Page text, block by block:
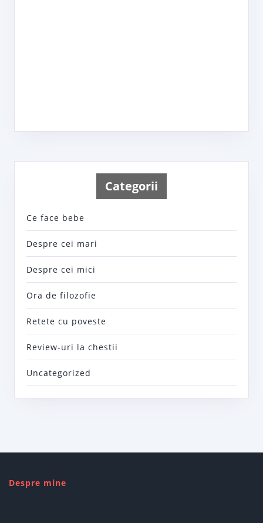
Categorii
Ce face bebe
Despre cei mari
Despre cei mici
Ora de filozofie
Retete cu poveste
Review-uri la chestii
Uncategorized
Despre mine